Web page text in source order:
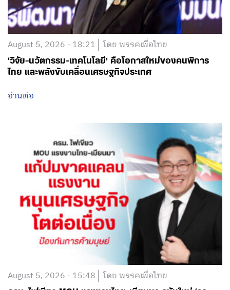
August 5, 2026 - 18:21 โดย พรรคเพื่อไทย
‘วิจัย-นวัตกรรม-เทคโนโลยี’ คือโอกาสใหม่ของคนพิการ
ไทย และพลังขับเคลื่อนเศรษฐกิจประเทศ
อ่านต่อ
August 5, 2026 - 15:48 โดย พรรคเพื่อไทย